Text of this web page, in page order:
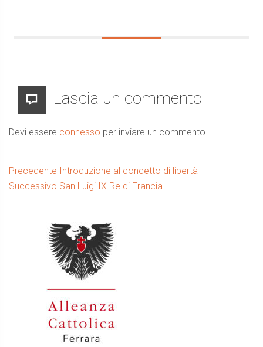
Lascia un commento
Devi essere connesso per inviare un commento.
Navigazione
articoli
Precedente Articolo
precedente:
Introduzione al concetto di libertà
Successivo Prossimo
San Luigi IX Re di Francia
laterale